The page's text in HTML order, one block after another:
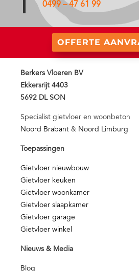
0499 – 47 61 99
OFFERTE
Berkers Vloeren BV
Ekkersrijt 4403
5692 DL SON
Specialist gietvloer en woonbeton
Noord Brabant & Noord Limburg
Toepassingen
Gietvloer nieuwbouw
Gietvloer keuken
Gietvloer woonkamer
Gietvloer slaapkamer
Gietvloer garage
Gietvloer winkel
Nieuws & Media
Blog